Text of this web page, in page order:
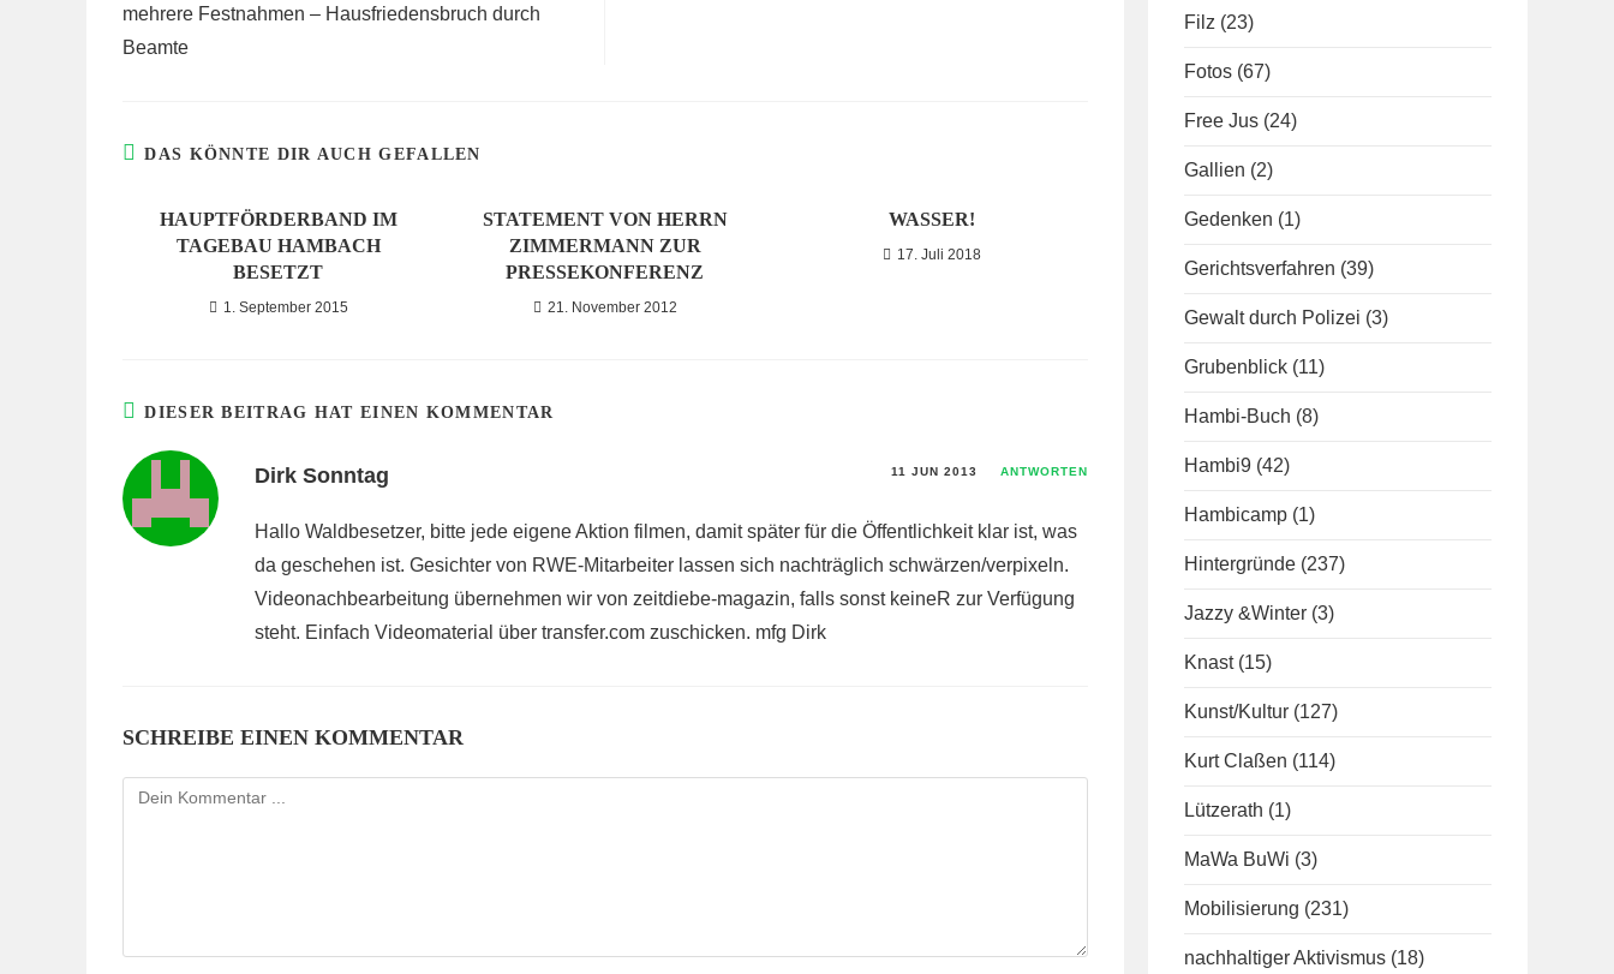
mehrere Festnahmen – Hausfriedensbruch durch
Beamte
DAS KÖNNTE DIR AUCH GEFALLEN
HAUPTFÖRDERBAND IM
TAGEBAU HAMBACH
BESETZT
1. September 2015
STATEMENT VON HERRN
ZIMMERMANN ZUR
PRESSEKONFERENZ
21. November 2012
WASSER!
17. Juli 2018
DIESER BEITRAG HAT EINEN KOMMENTAR
Dirk Sonntag 11 JUN 2013 ANTWORTEN
Hallo Waldbesetzer, bitte jede eigene Aktion filmen, damit später für die Öffentlichkeit klar ist, was
da geschehen ist. Gesichter von RWE-Mitarbeiter lassen sich nachträglich schwärzen/verpixeln.
Videonachbearbeitung übernehmen wir von zeitdiebe-magazin, falls sonst keineR zur Verfügung
steht. Einfach Videomaterial über transfer.com zuschicken. mfg Dirk
SCHREIBE EINEN KOMMENTAR
Kommentieren
Filz (23)
Fotos (67)
Free Jus (24)
Gallien (2)
Gedenken (1)
Gerichtsverfahren (39)
Gewalt durch Polizei (3)
Grubenblick (11)
Hambi-Buch (8)
Hambi9 (42)
Hambicamp (1)
Hintergründe (237)
Jazzy &Winter (3)
Knast (15)
Kunst/Kultur (127)
Kurt Claßen (114)
Lützerath (1)
MaWa BuWi (3)
Mobilisierung (231)
nachhaltiger Aktivismus (18)